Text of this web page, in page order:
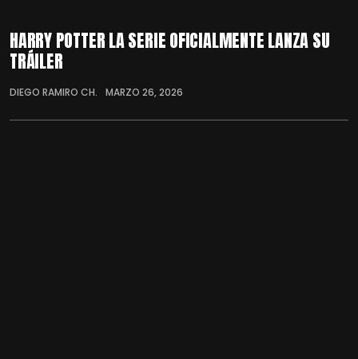
HARRY POTTER LA SERIE OFICIALMENTE LANZA SU
TRÁILER
DIEGO RAMIRO CH. MARZO 26, 2026